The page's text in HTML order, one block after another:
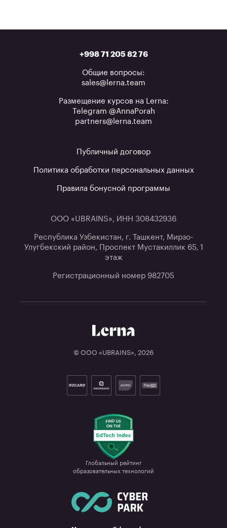
+998 71 205 82 76
Общие вопросы:
sales@lerna.team
Размещение курсов на Lerna:
Telegram @AnnaPorah
partners@lerna.team
Публичный договор
Политика обработки персональных данных
Правила бонусной программы
ООО «UBRAINS», ИНН 308432936
Республика Узбекистан, г. Ташкент, Мирзо-
Улугбекский район, Проспект Мустакиллик 65, 1
этаж
Регистрационный номер 982705
© ООО «UBRAINS», 2026
Глобальный рейтинг
образовательных технологий